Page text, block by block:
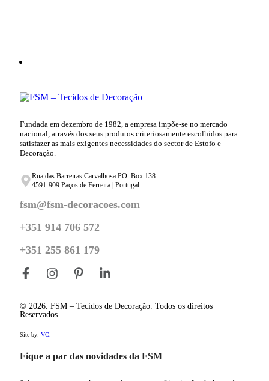
Fundada em dezembro de 1982, a empresa impõe-se no mercado
nacional, através dos seus produtos criteriosamente escolhidos para
satisfazer as mais exigentes necessidades do sector de Estofo e
Decoração.
Rua das Barreiras Carvalhosa PO. Box 138
4591-909 Paços de Ferreira | Portugal
fsm@fsm-decoracoes.com
+351 914 706 572
+351 255 861 179
© 2026. FSM – Tecidos de Decoração. Todos os direitos
Reservados
Site by: VC.
Fique a par das novidades da FSM